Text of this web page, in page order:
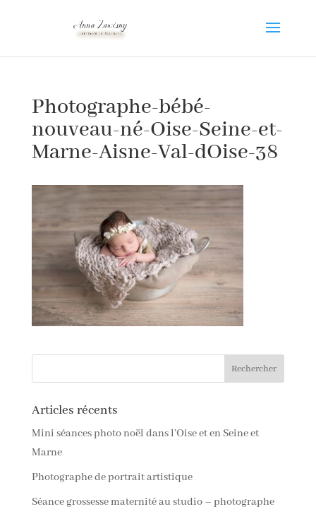
Photographe-bébé-
nouveau-né-Oise-Seine-et-
Marne-Aisne-Val-dOise-38
Articles récents
Mini séances photo noël dans l’Oise et en Seine et
Marne
Photographe de portrait artistique
Séance grossesse maternité au studio – photographe